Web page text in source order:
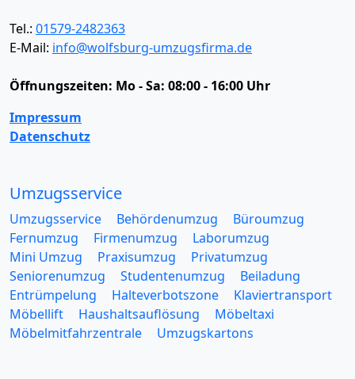
Tel.: 01579-2482363
E-Mail: info@wolfsburg-umzugsfirma.de
Öffnungszeiten: Mo - Sa: 08:00 - 16:00 Uhr
Impressum
Datenschutz
Umzugsservice
Umzugsservice Behördenumzug
Büroumzug
Fernumzug
Firmenumzug
Laborumzug
Mini Umzug
Praxisumzug
Privatumzug
Seniorenumzug
Studentenumzug
Beiladung
Entrümpelung
Halteverbotszone
Klaviertransport
Möbellift
Haushaltsauflösung
Möbeltaxi
Möbelmitfahrzentrale
Umzugskartons